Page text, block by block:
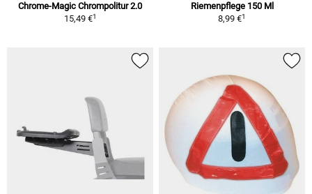
Chrome-Magic Chrompolitur 2.0
15,49 €1
Riemenpflege 150 Ml
8,99 €1